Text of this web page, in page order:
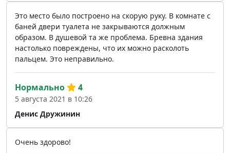
Это место было построено на скорую руку. В комнате с
баней двери туалета не закрываются должным
образом. В душевой та же проблема. Бревна здания
настолько повреждены, что их можно расколоть
пальцем. Это неправильно.
Денис Дружинин
Нормально 4
5 августа 2021 в 10:26
Очень здорово!